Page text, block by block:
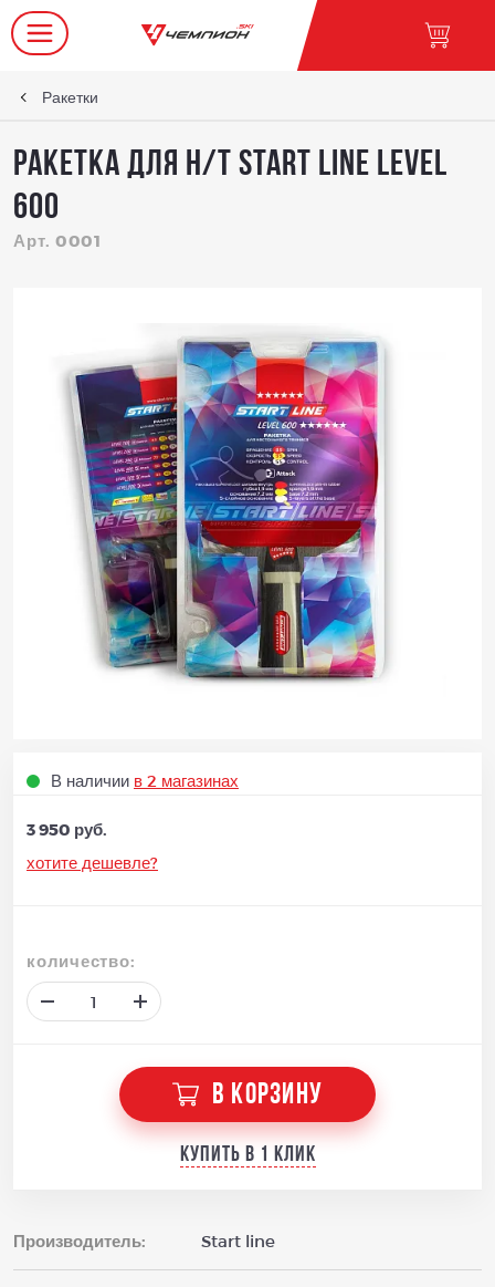
Ракетки
Ракетка для н/т Start line Level
600
Арт. 0001
В наличии в 2 магазинах
3 950 руб.
хотите дешевле?
количество:
В КОРЗИНУ
Купить в 1 клик
Производитель: Start line